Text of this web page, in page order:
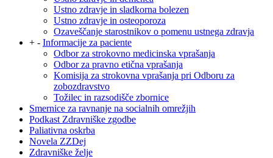
Ustno zdravje in sladkorna bolezen
Ustno zdravje in osteoporoza
Ozaveščanje starostnikov o pomenu ustnega zdravja
+ - Informacije za paciente
Odbor za strokovno medicinska vprašanja
Odbor za pravno etična vprašanja
Komisija za strokovna vprašanja pri Odboru za
zobozdravstvo
Tožilec in razsodišče zbornice
Smernice za ravnanje na socialnih omrežjih
Podkast Zdravniške zgodbe
Paliativna oskrba
Novela ZZDej
Zdravniške želje